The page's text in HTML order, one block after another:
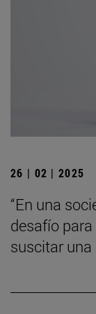
26 | 02 | 2025
“En una
desafío
suscitar una